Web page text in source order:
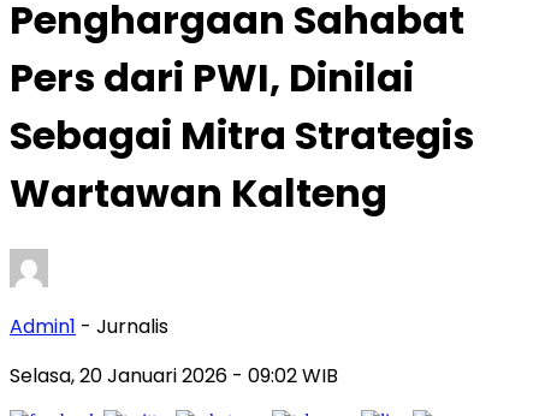
Penghargaan Sahabat
Pers dari PWI, Dinilai
Sebagai Mitra Strategis
Wartawan Kalteng
Admin1 - Jurnalis
Selasa, 20 Januari 2026 - 09:02 WIB